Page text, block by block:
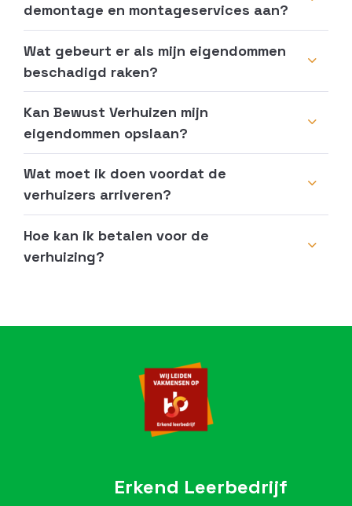
demontage en montageservices aan?
Wat gebeurt er als mijn eigendommen
beschadigd raken?
Kan Bewust Verhuizen mijn
eigendommen opslaan?
Wat moet ik doen voordat de
verhuizers arriveren?
Hoe kan ik betalen voor de
verhuizing?
Erkend Leerbedrijf